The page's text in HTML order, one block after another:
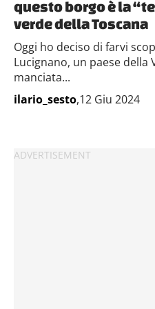
questo borgo è la
verde della Toscana
Oggi ho deciso di farvi
Lucignano, un paese della
manciata...
ilario_sesto,12 Giu 2024